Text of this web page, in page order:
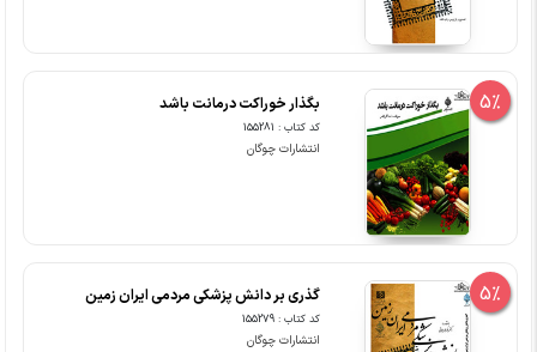
5% بگذار خوراکت درمانت باشد
کد کتاب : 155281
انتشارات چوگان
5% گذری بر دانش پزشکی مردمی ایران زمین
کد کتاب : 155279
انتشارات چوگان